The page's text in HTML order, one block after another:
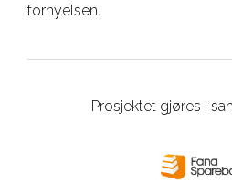
fornyelsen.
Prosjektet gjøres i